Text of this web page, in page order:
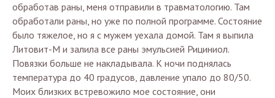
обработав раны, меня отправили в травматологию. Там
обработали раны, но уже по полной программе. Состояние
было тяжелое, но я с мужем уехала домой. Там я выпила
Литовит-М и залила все раны эмульсией Рициниол.
Повязки больше не накладывала. К ночи поднялась
температура до 40 градусов, давление упало до 80/50.
Моих близких встревожило мое состояние, они